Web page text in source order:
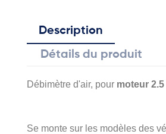
Description
Détails du produit
Débimètre d'air, pour moteur
Se monte sur les modèles des